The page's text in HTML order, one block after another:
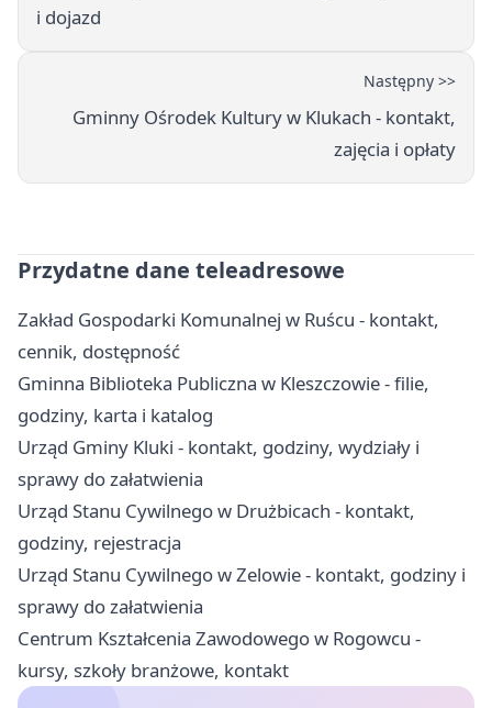
i dojazd
Następny >>
Gminny Ośrodek Kultury w Klukach - kontakt,
zajęcia i opłaty
Przydatne dane teleadresowe
Zakład Gospodarki Komunalnej w Ruścu - kontakt,
cennik, dostępność
Gminna Biblioteka Publiczna w Kleszczowie - filie,
godziny, karta i katalog
Urząd Gminy Kluki - kontakt, godziny, wydziały i
sprawy do załatwienia
Urząd Stanu Cywilnego w Drużbicach - kontakt,
godziny, rejestracja
Urząd Stanu Cywilnego w Zelowie - kontakt, godziny i
sprawy do załatwienia
Centrum Kształcenia Zawodowego w Rogowcu -
kursy, szkoły branżowe, kontakt